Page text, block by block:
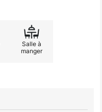
Salle à
manger